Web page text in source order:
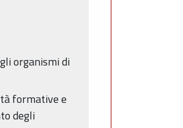
organismi di
formative e
degli